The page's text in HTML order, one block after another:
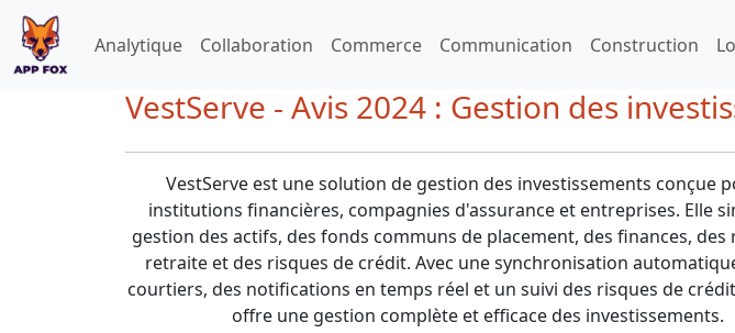
Analytique Collaboration Commerce Communication Construction
VestServe - Avis 2024 : Gestion des
VestServe est une solution de gestion des investissements conçue
institutions financières, compagnies d'assurance et entreprises. Elle
gestion des actifs, des fonds communs de placement, des finances, des
retraite et des risques de crédit. Avec une synchronisation
courtiers, des notifications en temps réel et un suivi des risques de
offre une gestion complète et efficace des investissements.